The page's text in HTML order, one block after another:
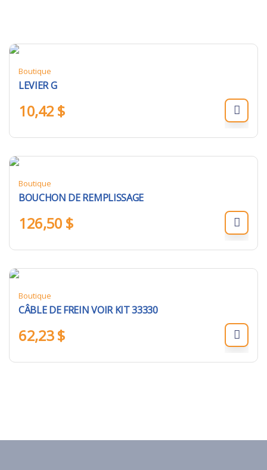
Boutique
LEVIER G
10,42 $
Boutique
BOUCHON DE REMPLISSAGE
126,50 $
Boutique
CÂBLE DE FREIN VOIR KIT 33330
62,23$